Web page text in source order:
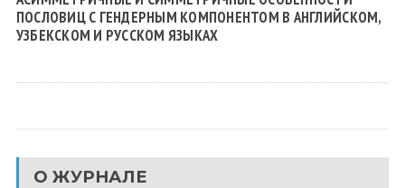
ПОСЛОВИЦ С ГЕНДЕРНЫМ КОМПОНЕНТОМ В АНГЛИЙСКОМ,
УЗБЕКСКОМ И РУССКОМ ЯЗЫКАХ
О ЖУРНАЛЕ